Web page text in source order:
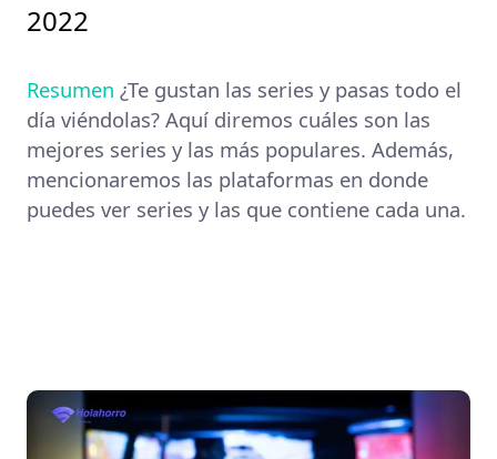
2022
Resumen ¿Te gustan las series y pasas todo el
día viéndolas? Aquí diremos cuáles son las
mejores series y las más populares. Además,
mencionaremos las plataformas en donde
puedes ver series y las que contiene cada una.